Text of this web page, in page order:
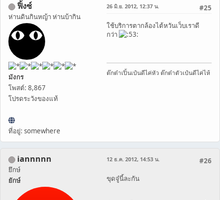
ฟิ้งซ์
ห่านดินกินหญ้า ห่านบ้ากิน
มังกร
โพสต์: 8,867
โปรดระวังของแท้
ที่อยู่: somewhere
#25
26 มิ.ย. 2012, 12:37 น.
ใช้บริการตากล้องไต้หวันเว็บเราดี
กว่า
ต๊กต๋าเปิ้นเป๋นดีไค่หัว ต๊กต๋าตัวเป๋นดีไค่ไห้
iannnnn
ยึกษ์
ยักษ์
#26
12 ธ.ค. 2012, 14:53 น.
ขุดจู๋นี้ละกัน